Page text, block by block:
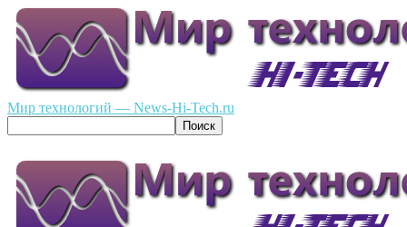
Мир технологий — News-Hi-Tech.ru